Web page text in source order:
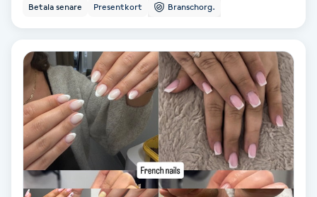
Lashlift Keratin
LED-ljusterapi
Liktornar
Betala senare Presentkort Branschorg.